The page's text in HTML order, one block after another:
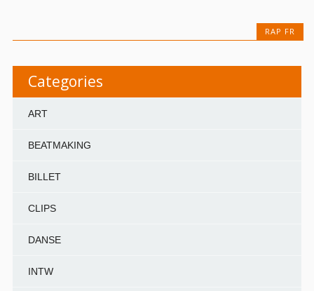
RAP FR
Categories
ART
BEATMAKING
BILLET
CLIPS
DANSE
INTW